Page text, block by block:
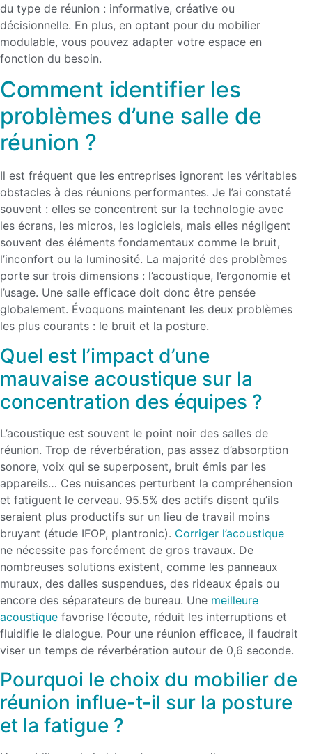
du type de réunion : informative, créative ou
décisionnelle. En plus, en optant pour du mobilier
modulable, vous pouvez adapter votre espace en
fonction du besoin.
Comment identifier les
problèmes d’une salle de
réunion ?
Il est fréquent que les entreprises ignorent les véritables
obstacles à des réunions performantes. Je l’ai constaté
souvent : elles se concentrent sur la technologie avec
les écrans, les micros, les logiciels, mais elles négligent
souvent des éléments fondamentaux comme le bruit,
l’inconfort ou la luminosité. La majorité des problèmes
porte sur trois dimensions : l’acoustique, l’ergonomie et
l’usage. Une salle efficace doit donc être pensée
globalement. Évoquons maintenant les deux problèmes
les plus courants : le bruit et la posture.
Quel est l’impact d’une
mauvaise acoustique sur la
concentration des équipes ?
L’acoustique est souvent le point noir des salles de
réunion. Trop de réverbération, pas assez d’absorption
sonore, voix qui se superposent, bruit émis par les
appareils… Ces nuisances perturbent la compréhension
et fatiguent le cerveau. 95.5% des actifs disent qu’ils
seraient plus productifs sur un lieu de travail moins
bruyant (étude IFOP, plantronic). Corriger l’acoustique
ne nécessite pas forcément de gros travaux. De
nombreuses solutions existent, comme les panneaux
muraux, des dalles suspendues, des rideaux épais ou
encore des séparateurs de bureau. Une meilleure
acoustique favorise l’écoute, réduit les interruptions et
fluidifie le dialogue. Pour une réunion efficace, il faudrait
viser un temps de réverbération autour de 0,6 seconde.
Pourquoi le choix du mobilier de
réunion influe-t-il sur la posture
et la fatigue ?